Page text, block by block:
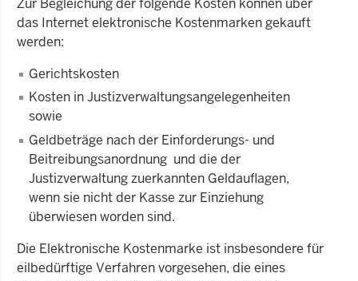
das Internet elektronische Kostenmarken gekauft
werden:
Gerichtskosten
Kosten in Justizverwaltungsangelegenheiten
sowie
Geldbeträge nach der Einforderungs- und
Beitreibungsanordnung und die der
Justizverwaltung zuerkannten Geldauflagen,
wenn sie nicht der Kasse zur Einziehung
überwiesen worden sind.
Die Elektronische Kostenmarke ist insbesondere für
eilbedürftige Verfahren vorgesehen, die eines